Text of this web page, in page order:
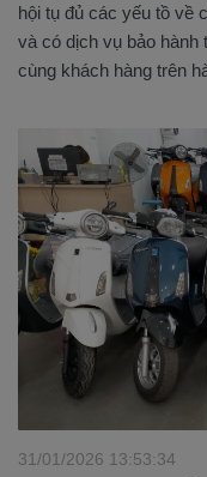
hội tụ đủ các yếu tồ về
và có dịch vụ bảo hành
cùng khách hàng trên
31/01/2026 13:53:34